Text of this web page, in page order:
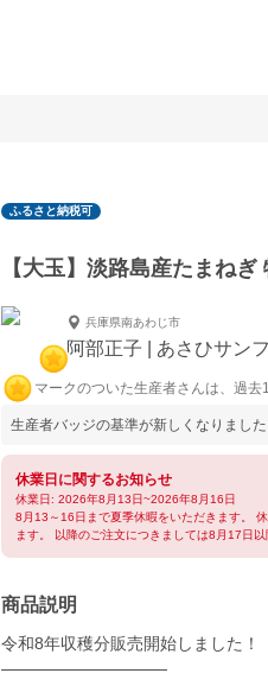
ふるさと納税可
【大玉】淡路島産たまね
兵庫県南あわじ市
阿部正子 | あさひサン
マークのついた生産者さんは、過去
生産者バッジの基準が新しくなりました
休業日に関するお知らせ
休業日: 2026年8月13日~2026年8月16日
8月13～16日まで夏季休暇をいただきます。
ます。 以降のご注文につきましては8月17日以
商品説明
令和8年収穫分販売開始しました！
――――――――――